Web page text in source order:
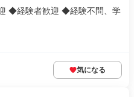
◆経験者歓迎 ◆経験不問、学
気になる